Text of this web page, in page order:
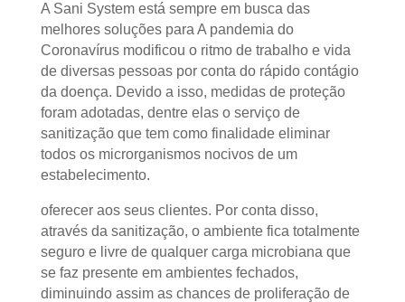
A Sani System está sempre em busca das
melhores soluções para A pandemia do
Coronavírus modificou o ritmo de trabalho e vida
de diversas pessoas por conta do rápido contágio
da doença. Devido a isso, medidas de proteção
foram adotadas, dentre elas o serviço de
sanitização que tem como finalidade eliminar
todos os microrganismos nocivos de um
estabelecimento.
oferecer aos seus clientes. Por conta disso,
através da sanitização, o ambiente fica totalmente
seguro e livre de qualquer carga microbiana que
se faz presente em ambientes fechados,
diminuindo assim as chances de proliferação de